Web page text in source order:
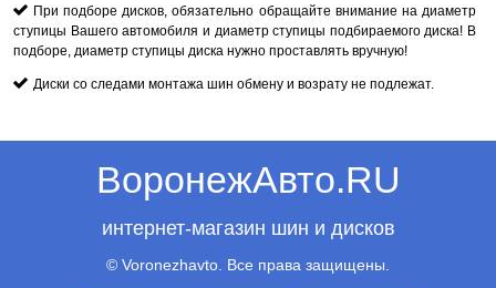
При подборе дисков, обязательно обращайте внимание на диаметр
ступицы Вашего автомобиля и диаметр ступицы подбираемого диска! В
подборе, диаметр ступицы диска нужно проставлять вручную!
Диски со следами монтажа шин обмену и возрату не подлежат.
ВоронежАвто.RU
интернет-магазин шин и дисков
© Voronezhavto. Все права защищены.